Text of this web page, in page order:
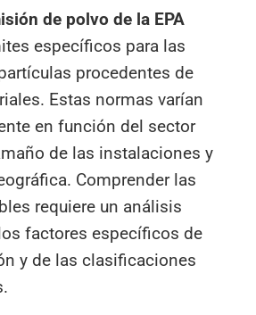
de polvo de la EPA
específicos para las
procedentes de
Estas normas varían
en función del sector
de las instalaciones y
Comprender las
requiere un análisis
factores específicos de
y de las clasificaciones